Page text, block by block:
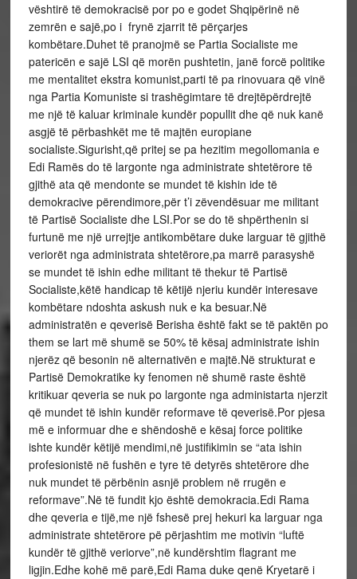
vështirë të demokracisë por po e godet Shqipërinë në
zemrën e sajë,po i frynë zjarrit të përçarjes
kombëtare.Duhet të pranojmë se Partia Socialiste me
patericën e sajë LSI që morën pushtetin, janë forcë politike
me mentalitet ekstra komunist,parti të pa rinovuara që vinë
nga Partia Komuniste si trashëgimtare të drejtëpërdrejtë
me një të kaluar kriminale kundër popullit dhe që nuk kanë
asgjë të përbashkët me të majtën europiane
socialiste.Sigurisht,që pritej se pa hezitim megollomania e
Edi Ramës do të largonte nga administrate shtetërore të
gjithë ata që mendonte se mundet të kishin ide të
demokracive përendimore,për t’i zëvendësuar me militant
të Partisë Socialiste dhe LSI.Por se do të shpërthenin si
furtunë me një urrejtje antikombëtare duke larguar të gjithë
veriorët nga administrata shtetërore,pa marrë parasyshë
se mundet të ishin edhe militant të thekur të Partisë
Socialiste,këtë handicap të këtijë njeriu kundër interesave
kombëtare ndoshta askush nuk e ka besuar.Në
administratën e qeverisë Berisha është fakt se të paktën po
them se lart më shumë se 50% të kësaj administrate ishin
njerëz që besonin në alternativën e majtë.Në strukturat e
Partisë Demokratike ky fenomen në shumë raste është
kritikuar qeveria se nuk po largonte nga administarta njerzit
që mundet të ishin kundër reformave të qeverisë.Por pjesa
më e informuar dhe e shëndoshë e kësaj force politike
ishte kundër këtijë mendimi,në justifikimin se “ata ishin
profesionistë në fushën e tyre të detyrës shtetërore dhe
nuk mundet të përbënin asnjë problem në rrugën e
reformave”.Në të fundit kjo është demokracia.Edi Rama
dhe qeveria e tijë,me një fshesë prej hekuri ka larguar nga
administrate shtetërore pë përjashtim me motivin “luftë
kundër të gjithë veriorve”,në kundërshtim flagrant me
ligjin.Edhe kohë më parë,Edi Rama duke qenë Kryetarë i